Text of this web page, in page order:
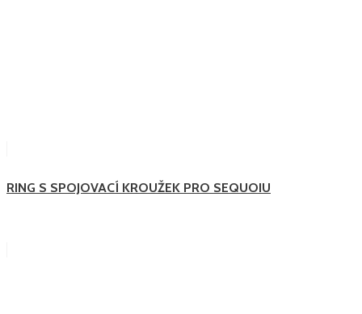
RING S SPOJOVACÍ KROUŽEK PRO SEQUOIU